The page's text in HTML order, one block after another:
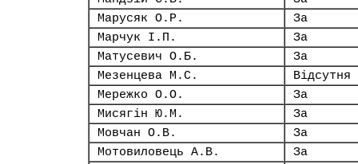
Марусяк О.Р.
За
Марчук І.П.
За
Матусевич О.Б.
За
Мезенцева М.С.
Відсутня
Мережко О.О.
За
Мисягін Ю.М.
За
Мовчан О.В.
За
Мотовиловець А.В.
За